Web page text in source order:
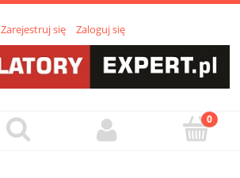
Zarejestruj się Zaloguj się